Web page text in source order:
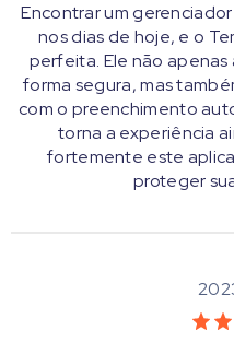
Encontrar um
nos dias de hoje, e o
perfeita. Ele não apenas
forma segura, mas
com o preenchimento
torna a experiência
fortemente este
proteger